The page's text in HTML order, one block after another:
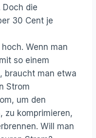
Doch die
30 Cent je
Wenn man
so einem
braucht man etwa
Strom
um den
zu komprimieren,
Will man